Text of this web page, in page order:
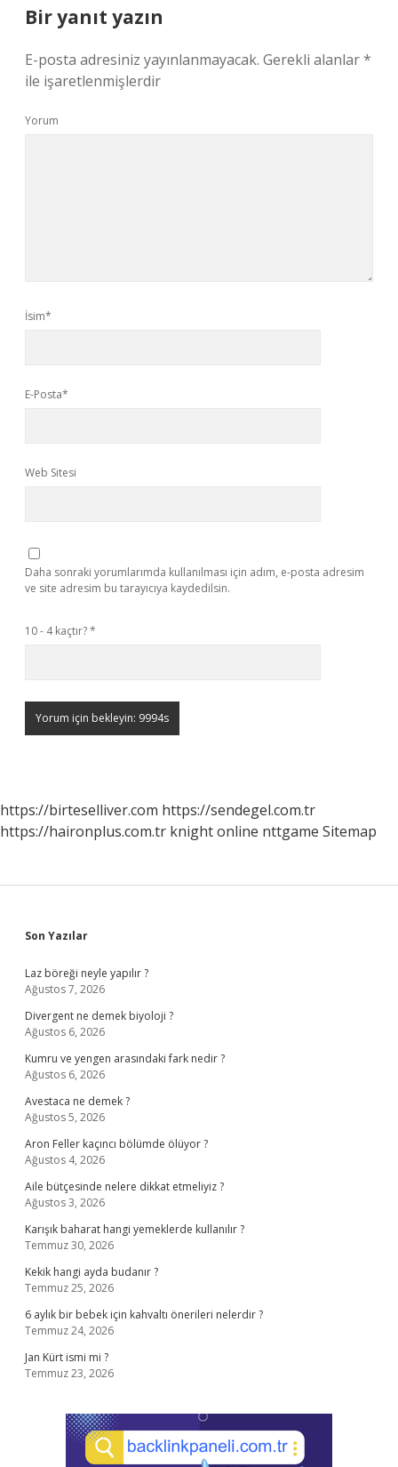
Bir yanıt yazın
E-posta adresiniz yayınlanmayacak. Gerekli alanlar*
ile işaretlenmişlerdir
Yorum
İsim*
E-Posta*
Web Sitesi
Daha sonraki yorumlarımda kullanılması için adım, e-posta adresim
ve site adresim bu tarayıcıya kaydedilsin.
10 - 4 kaçtır?*
https://birteselliver.com https://sendegel.com.tr
https://haironplus.com.tr knight online nttgame Sitemap
Sidebar
Son Yazılar
Laz böreği neyle yapılır ?
Ağustos 7, 2026
Divergent ne demek biyoloji ?
Ağustos 6, 2026
Kumru ve yengen arasındaki fark nedir ?
Ağustos 6, 2026
Avestaca ne demek ?
Ağustos 5, 2026
Aron Feller kaçıncı bölümde ölüyor ?
Ağustos 4, 2026
Aile bütçesinde nelere dikkat etmeliyiz ?
Ağustos 3, 2026
Karışık baharat hangi yemeklerde kullanılır ?
Temmuz 30, 2026
Kekik hangi ayda budanır ?
Temmuz 25, 2026
6 aylık bir bebek için kahvaltı önerileri nelerdir ?
Temmuz 24, 2026
Jan Kürt ismi mi ?
Temmuz 23, 2026